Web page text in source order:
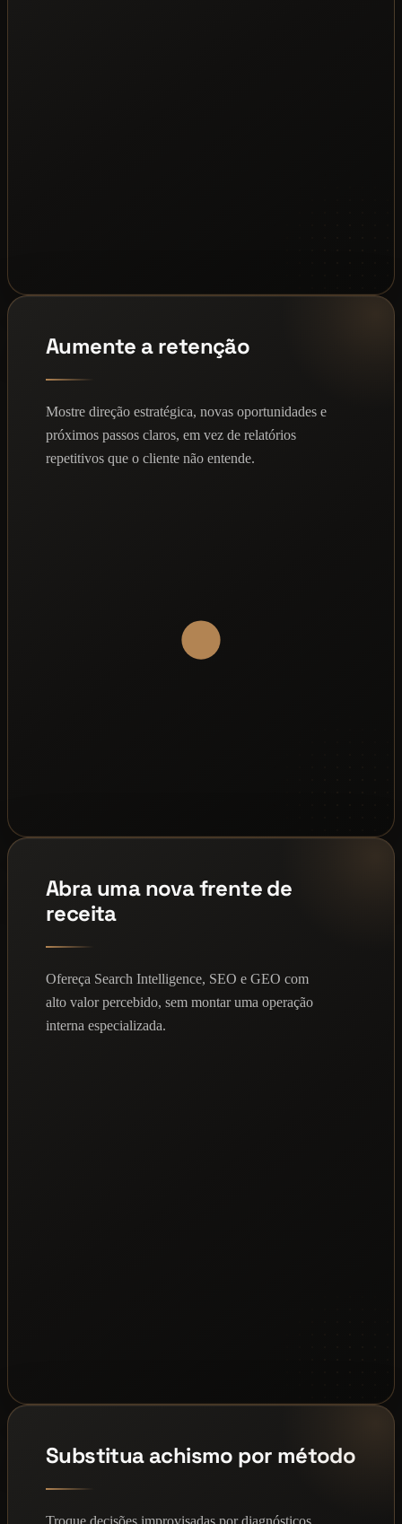
Aumente a retenção
Mostre direção estratégica, novas oportunidades e
próximos passos claros, em vez de relatórios
repetitivos que o cliente não entende.
Abra uma nova frente de
receita
Ofereça Search Intelligence, SEO e GEO com
alto valor percebido, sem montar uma operação
interna especializada.
Substitua achismo por método
Troque decisões improvisadas por diagnósticos,